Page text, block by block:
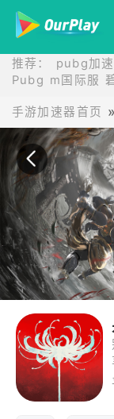
推荐： pubg加
Pubg m国际服
手游加速器首页